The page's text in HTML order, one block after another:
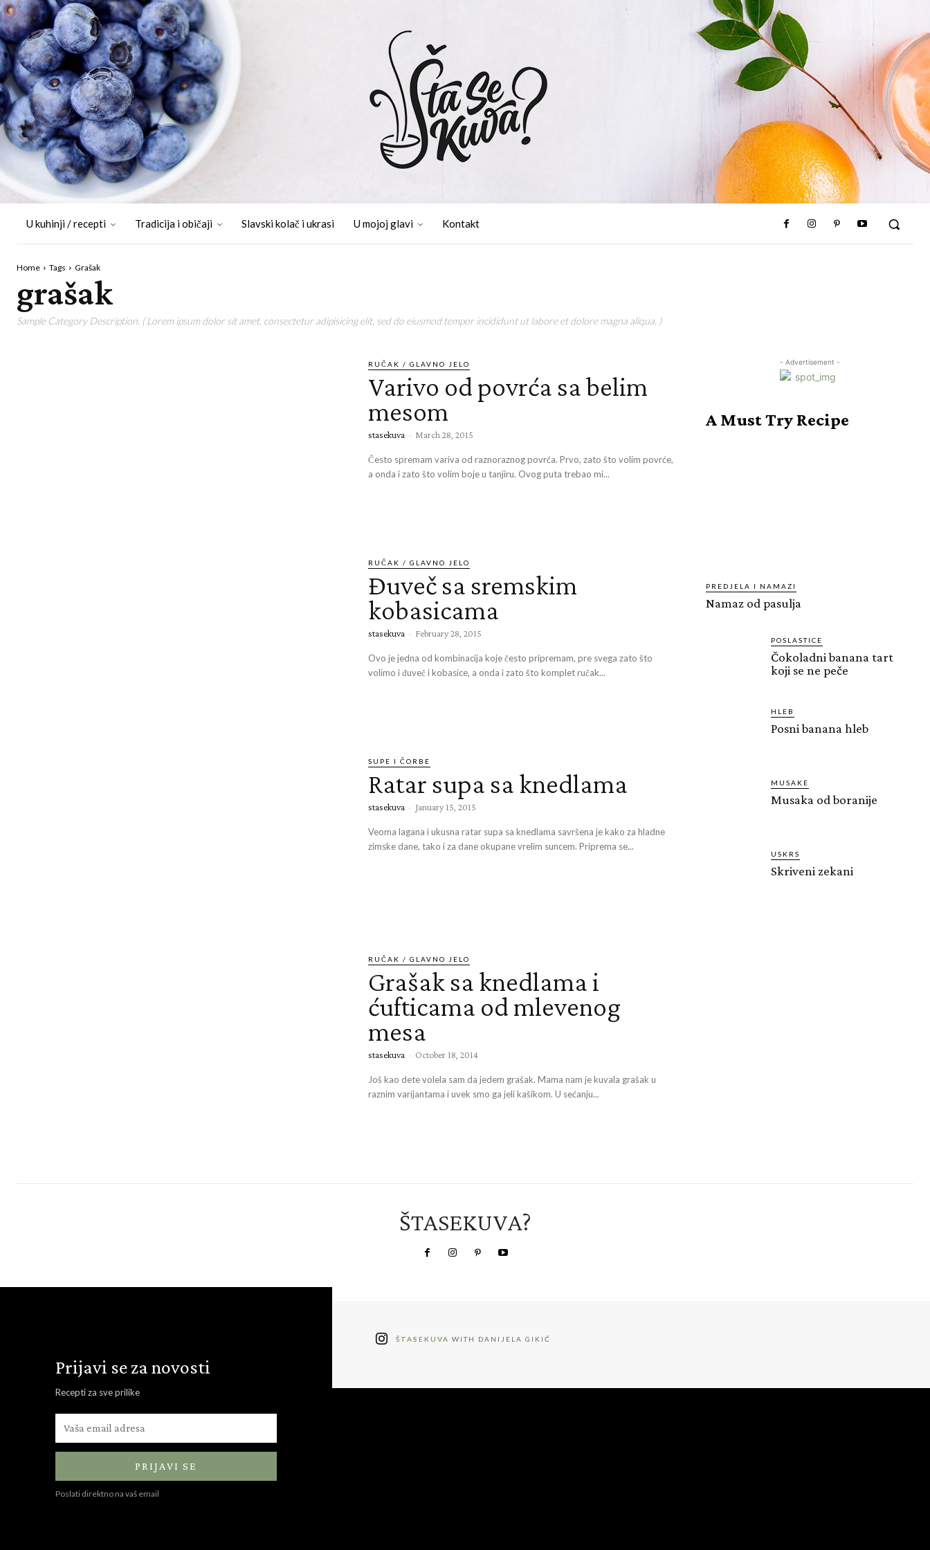
U kuhinji / recepti Tradicija i običaji Slavski kolač i ukrasi U mojoj glavi Kontakt
Home Tags Grašak
grašak
Sample Category Description. ( Lorem ipsum dolor sit amet, consectetur adipisicing elit, sed do eiusmod tempor incididunt ut labore et dolore magna aliqua. )
RUČAK / GLAVNO JELO
Varivo od povrća sa belim
mesom
stasekuva - March 28, 2015
Često spremam variva od raznoraznog povrća. Prvo, zato što volim povrće,
a onda i zato što volim boje u tanjiru. Ovog puta trebao mi...
RUČAK / GLAVNO JELO
Đuveč sa sremskim
kobasicama
stasekuva - February 28, 2015
Ovo je jedna od kombinacija koje često pripremam, pre svega zato što
volimo i đuveč i kobasice, a onda i zato što komplet ručak...
SUPE I ČORBE
Ratar supa sa knedlama
stasekuva - January 15, 2015
Veoma lagana i ukusna ratar supa sa knedlama savršena je kako za hladne
zimske dane, tako i za dane okupane vrelim suncem. Priprema se...
RUČAK / GLAVNO JELO
Grašak sa knedlama i
ćufticama od mlevenog
mesa
stasekuva - October 18, 2014
Još kao dete volela sam da jedem grašak. Mama nam je kuvala grašak u
raznim varijantama i uvek smo ga jeli kašikom. U sećanju...
- Advertisement -
A Must Try Recipe
PREDJELA I NAMAZI
Namaz od pasulja
POSLASTICE
Čokoladni banana tart
koji se ne peče
HLEB
Posni banana hleb
MUSAKE
Musaka od boranije
USKRS
Skriveni zekani
ŠTASEKUVA?
Prijavi se za novosti
Recepti za sve prilike
PRIJAVI SE
Poslati direktno na vaš email
ŠTASEKUVA WITH DANIJELA GIKIĆ